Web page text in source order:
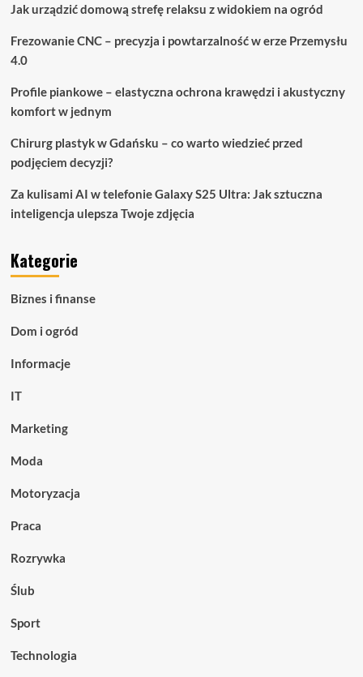
Jak urządzić domową strefę relaksu z widokiem na ogród
Frezowanie CNC – precyzja i powtarzalność w erze Przemysłu
4.0
Profile piankowe – elastyczna ochrona krawędzi i akustyczny
komfort w jednym
Chirurg plastyk w Gdańsku – co warto wiedzieć przed
podjęciem decyzji?
Za kulisami AI w telefonie Galaxy S25 Ultra: Jak sztuczna
inteligencja ulepsza Twoje zdjęcia
Kategorie
Biznes i finanse
Dom i ogród
Informacje
IT
Marketing
Moda
Motoryzacja
Praca
Rozrywka
Ślub
Sport
Technologia